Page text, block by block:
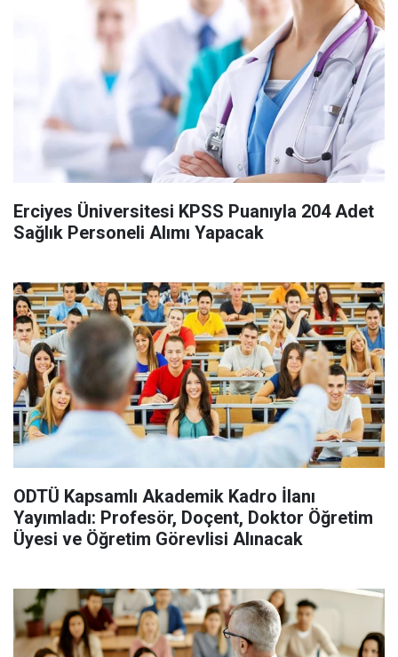
Erciyes Üniversitesi KPSS Puanıyla 204 Adet
Sağlık Personeli Alımı Yapacak
ODTÜ Kapsamlı Akademik Kadro İlanı
Yayımladı: Profesör, Doçent, Doktor Öğretim
Üyesi ve Öğretim Görevlisi Alınacak